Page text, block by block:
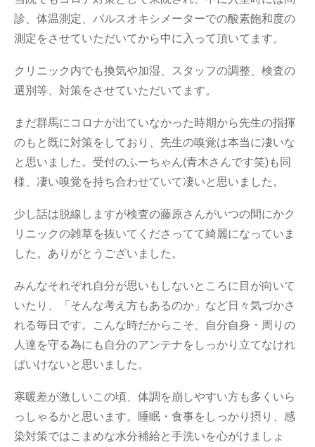
診、体温測定、パルスオキシメーターでの酸素飽和度の
測定をさせていただいてから中に入って頂いてます。
クリニック内でも換気や加湿、スタッフの調整、検査の
選別等、対策をさせていただいてます。
まだ群馬にコロナが出ていなかった時期から先生の指揮
のもと既に対策をしており、先生の嗅覚は本当に凄いな
と思いました。受付のふーちゃん(青木さんです笑)も同
様、凄い嗅覚を持ち合わせていて凄いと思いました。
少し話は脱線しますが検査の藤原さんがいつの間にかク
リニックの雑草を抜いてくださってて綺麗になっていま
した。ありがとうございました。
みんなそれぞれ自分が思いもしないところに目が向いて
いたり、「そんな考え方もあるのか」など日々気づかさ
れる毎日です。こんな時だからこそ、自分自身・周りの
人達を守る為にも自分のアンテナをしっかり立てなけれ
ばいけないと思いました。
寒暖差が激しいこの頃、体調を崩しやすい方も多くいら
っしゃるかと思います。睡眠・食事をしっかり摂り、感
染対策ではこまめな水分補給と手洗いを心がけましょ